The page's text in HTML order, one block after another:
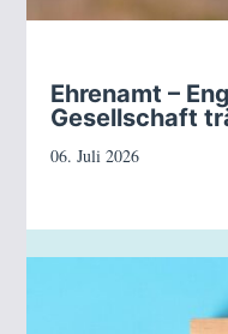
Ehrenamt –
Gesellschaft
06. Juli 2026